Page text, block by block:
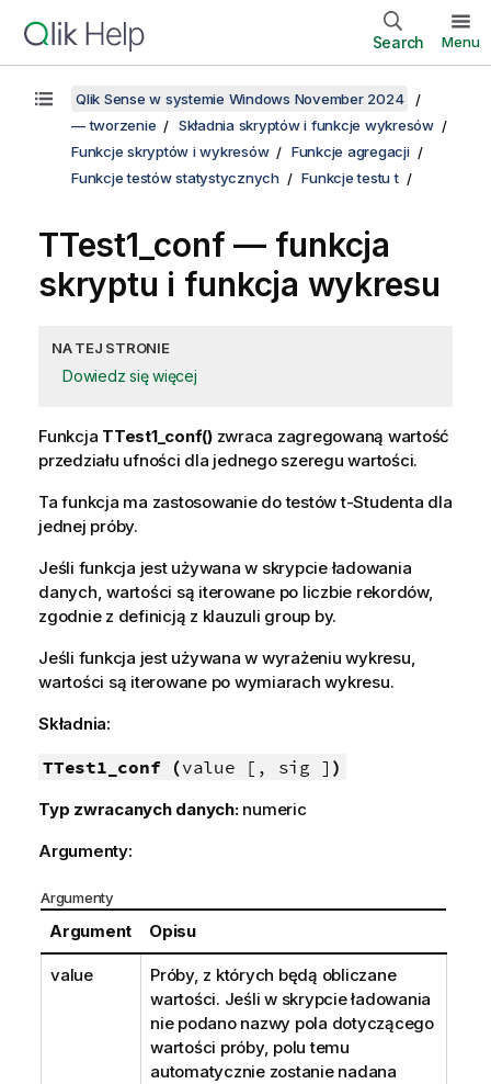
Search Menu
Qlik Sense w systemie Windows November 2024
— tworzenie
Składnia skryptów i funkcje wykresów
Funkcje skryptów i wykresów
Funkcje agregacji
Funkcje testów statystycznych
Funkcje testu t
TTest1_conf — funkcja
skryptu i funkcja wykresu
NA TEJ STRONIE
Dowiedz się więcej
Funkcja TTest1_conf()zwraca zagregowaną wartość
przedziału ufności dla jednego szeregu wartości.
Ta funkcja ma zastosowanie do testów t-Studenta dla
jednej próby.
Jeśli funkcja jest używana w skrypcie ładowania
danych, wartości są iterowane po liczbie rekordów,
zgodnie z definicją z klauzuli group by.
Jeśli funkcja jest używana w wyrażeniu wykresu,
wartości są iterowane po wymiarach wykresu.
Składnia:
TTest1_conf (value [, sig ] )
Typ zwracanych danych: numeric
Argumenty:
Argumenty
Argument Opisu
value
Próby, z których będą obliczane
wartości. Jeśli w skrypcie ładowania
nie podano nazwy pola dotyczącego
wartości próby, polu temu
automatycznie zostanie nadana